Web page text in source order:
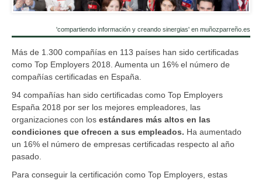
'compartiendo información y creando sinergias' en muñozparreño.es
Más de 1.300 compañías en 113 países han sido certificadas
como Top Employers 2018. Aumenta un 16% el número de
compañías certificadas en España.
94 compañías han sido certificadas como Top Employers
España 2018 por ser los mejores empleadores, las
organizaciones con los estándares más altos en las
condiciones que ofrecen a sus empleados. Ha aumentado
un 16% el número de empresas certificadas respecto al año
pasado.
Para conseguir la certificación como Top Employers, estas